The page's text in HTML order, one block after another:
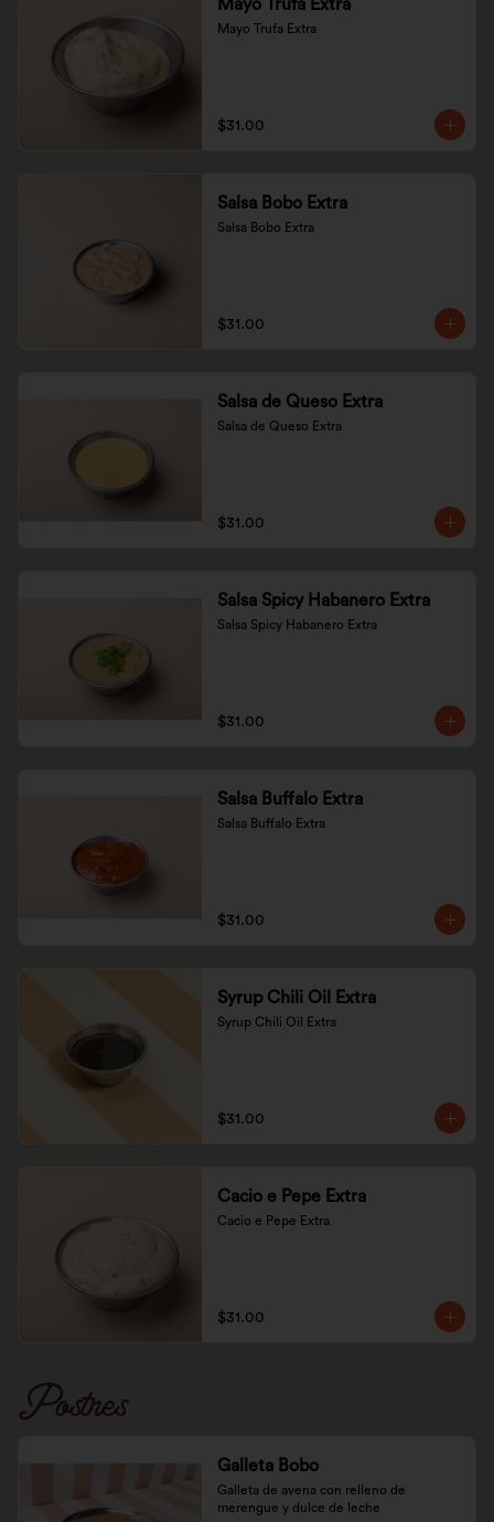
Mayo Trufa Extra
Mayo Trufa Extra
$31.00
Salsa Bobo Extra
Salsa Bobo Extra
$31.00
Salsa de Queso Extra
Salsa de Queso Extra
$31.00
Salsa Spicy Habanero Extra
Salsa Spicy Habanero Extra
$31.00
Salsa Buffalo Extra
Salsa Buffalo Extra
$31.00
Syrup Chili Oil Extra
Syrup Chili Oil Extra
$31.00
Cacio e Pepe Extra
Cacio e Pepe Extra
$31.00
Postres
Galleta Bobo
Galleta de avena con relleno de
merengue y dulce de leche